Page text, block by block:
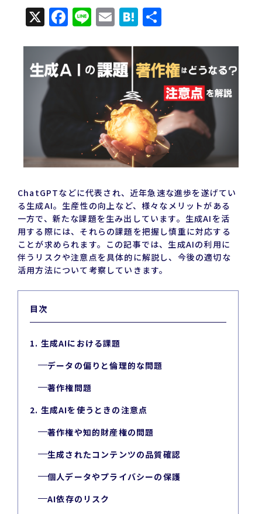
X Facebook
LineEmailHatena
ChatGPTなどに代表され、近年急速な進歩を遂げてい
る生成AI。生産性の向上など、様々なメリットがある
一方で、新たな課題を生み出しています。生成AIを活
用する際には、それらの課題を把握し慎重に対応する
ことが求められます。この記事では、生成AIの利用に
伴うリスクや注意点を具体的に解説し、今後の適切な
活用方法について考察していきます。
目次
1. 生成AIにおける課題
データの偏りと倫理的な問題
著作権問題
2. 生成AIを使うときの注意点
著作権や知的財産権の問題
生成されたコンテンツの品質確認
個人データやプライバシーの保護
AI依存のリスク